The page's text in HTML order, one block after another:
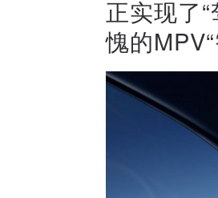
正实现了
愧的MPV“